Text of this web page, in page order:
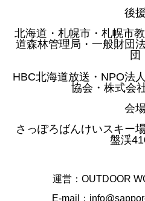
後援
北海道・札幌市・札幌市
道森林管理局・一般財団
団
HBC北海道放送・NPO法
協会・株式会
会
さっぽろばんけいスキー
盤渓
運営：OUTDOOR
E-mail：